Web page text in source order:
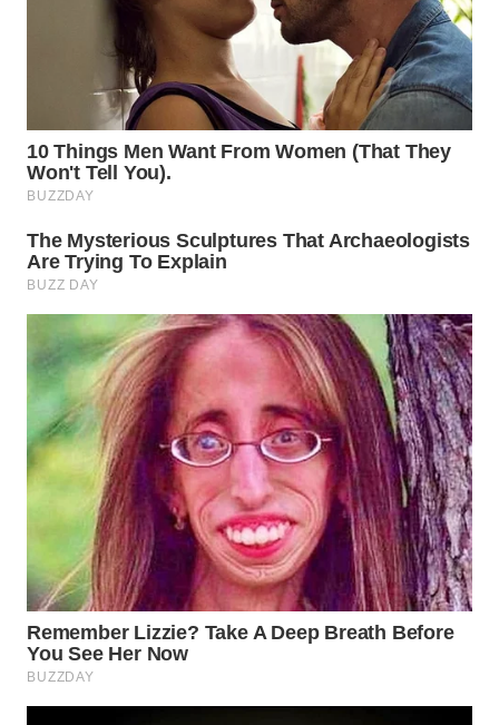
PADANG
LAWAS
SUMEDANG
CIANJUR
WN
KEPULAUAN
SERIBU
WN
TANGERANG
WN
BINJAI
WN
CIREBON